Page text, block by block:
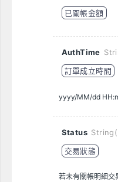
已關帳金額
AuthTime
訂單成立時間
yyyy/MM/dd
Status
交易狀態
若未有關帳明細交